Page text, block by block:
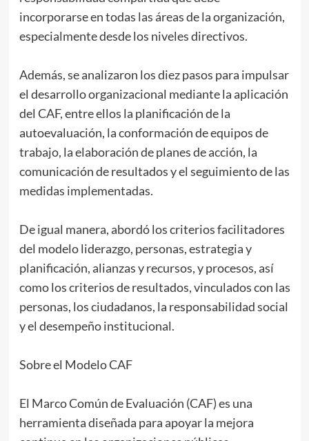
incorporarse en todas las áreas de la organización,
especialmente desde los niveles directivos.
Además, se analizaron los diez pasos para impulsar
el desarrollo organizacional mediante la aplicación
del CAF, entre ellos la planificación de la
autoevaluación, la conformación de equipos de
trabajo, la elaboración de planes de acción, la
comunicación de resultados y el seguimiento de las
medidas implementadas.
De igual manera, abordó los criterios facilitadores
del modelo liderazgo, personas, estrategia y
planificación, alianzas y recursos, y procesos, así
como los criterios de resultados, vinculados con las
personas, los ciudadanos, la responsabilidad social
y el desempeño institucional.
Sobre el Modelo CAF
El Marco Común de Evaluación (CAF) es una
herramienta diseñada para apoyar la mejora